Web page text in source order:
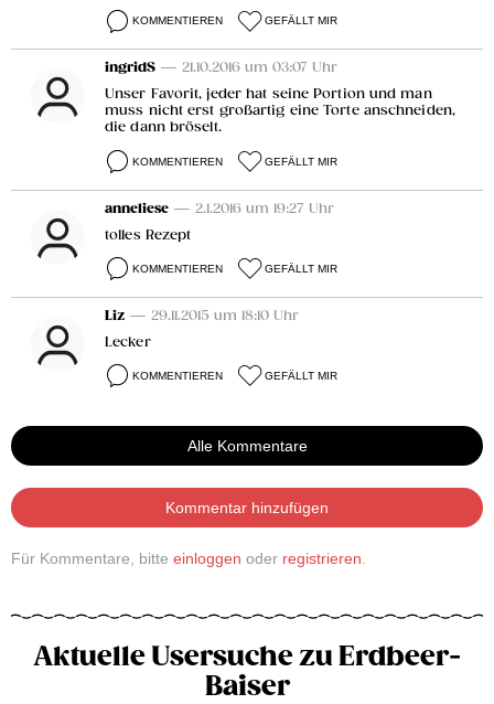
KOMMENTIEREN GEFÄLLT MIR
ingridS — 21.10.2016 um 03:07 Uhr
Unser Favorit, jeder hat seine Portion und man
muss nicht erst großartig eine Torte anschneiden,
die dann bröselt.
KOMMENTIEREN GEFÄLLT MIR
anneliese — 2.1.2016 um 19:27 Uhr
tolles Rezept
KOMMENTIEREN GEFÄLLT MIR
Liz — 29.11.2015 um 18:10 Uhr
Lecker
KOMMENTIEREN GEFÄLLT MIR
Alle Kommentare
Kommentar hinzufügen
Für Kommentare, bitte einloggen oder registrieren
Aktuelle Usersuche zu Erdbeer-
Baiser